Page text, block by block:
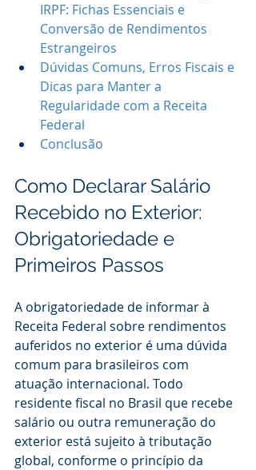
IRPF: Fichas Essenciais e
Conversão de Rendimentos
Estrangeiros
Dúvidas Comuns, Erros Fiscais e
Dicas para Manter a
Regularidade com a Receita
Federal
Conclusão
Como Declarar Salário
Recebido no Exterior:
Obrigatoriedade e
Primeiros Passos
A obrigatoriedade de informar à
Receita Federal sobre rendimentos
auferidos no exterior é uma dúvida
comum para brasileiros com
atuação internacional. Todo
residente fiscal no Brasil que recebe
salário ou outra remuneração do
exterior está sujeito à tributação
global, conforme o princípio da